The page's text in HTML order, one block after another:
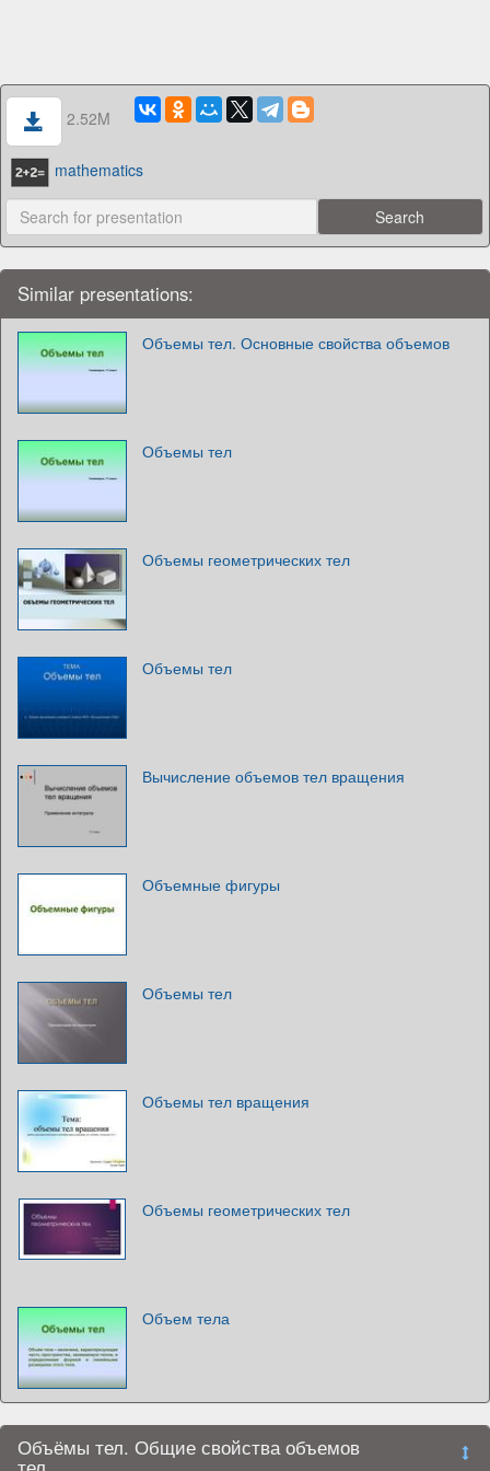
2.52M
mathematics
Similar presentations:
Объемы тел. Основные свойства объемов
Объемы тел
Объемы геометрических тел
Объемы тел
Вычисление объемов тел вращения
Объемные фигуры
Объемы тел
Объемы тел вращения
Объемы геометрических тел
Объем тела
Объёмы тел. Общие свойства объемов